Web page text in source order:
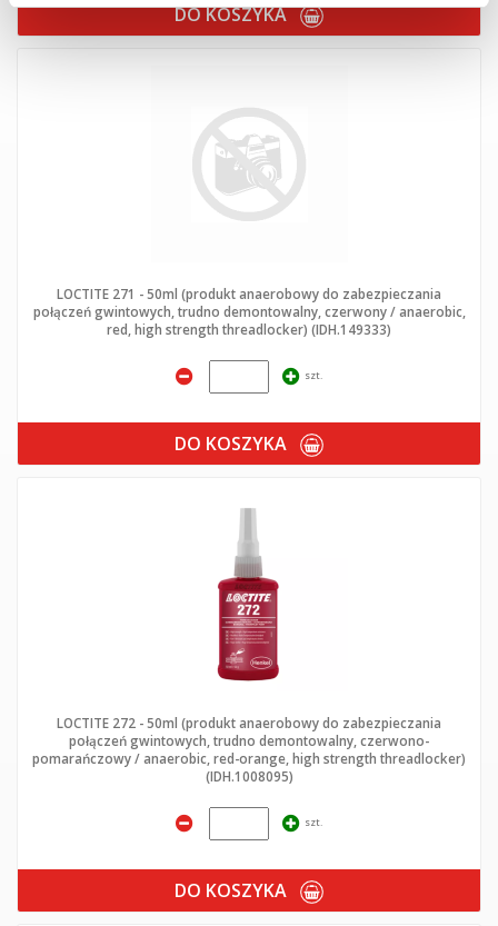
DO KOSZYKA
LOCTITE 271 - 50ml (produkt anaerobowy do zabezpieczania
połączeń gwintowych, trudno demontowalny, czerwony / anaerobic,
red, high strength threadlocker) (IDH.149333)
szt.
DO KOSZYKA
LOCTITE 272 - 50ml (produkt anaerobowy do zabezpieczania
połączeń gwintowych, trudno demontowalny, czerwono-
pomarańczowy / anaerobic, red-orange, high strength threadlocker)
(IDH.1008095)
szt.
DO KOSZYKA